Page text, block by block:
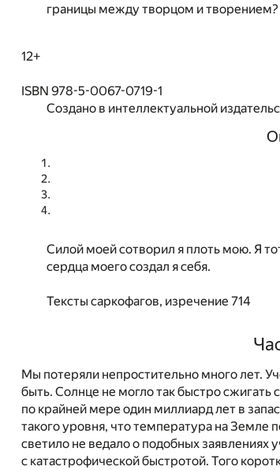
границы между творцом и творением?
12+
ISBN 978-5-0067-0719-1
Создано в интеллектуальной
Силой моей сотворил я плоть мою. Я
сердца моего создал я себя.
Тексты саркофагов, изречение 714
Мы потеряли непростительно много лет.
быть. Солнце не могло так быстро
по крайней мере один миллиард лет в
такого уровня, что температура на
светило не ведало о подобных
с катастрофической быстротой. Того